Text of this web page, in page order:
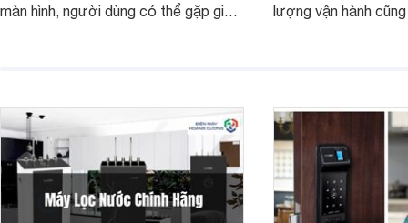
màn hình, người dùng có thể gặp giao
lượng vận hành